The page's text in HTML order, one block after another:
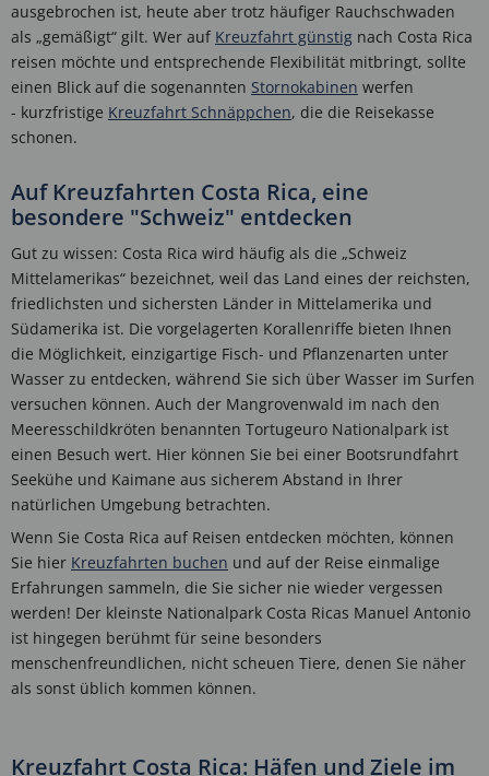
ausgebrochen ist, heute aber trotz häufiger Rauchschwaden
als „gemäßigt“ gilt. Wer auf Kreuzfahrt günstig nach Costa Rica
reisen möchte und entsprechende Flexibilität mitbringt, sollte
einen Blick auf die sogenannten Stornokabinen werfen
- kurzfristige Kreuzfahrt Schnäppchen, die die Reisekasse
schonen.
Auf Kreuzfahrten Costa Rica, eine
besondere "Schweiz" entdecken
Gut zu wissen: Costa Rica wird häufig als die „Schweiz
Mittelamerikas“ bezeichnet, weil das Land eines der reichsten,
friedlichsten und sichersten Länder in Mittelamerika und
Südamerika ist. Die vorgelagerten Korallenriffe bieten Ihnen
die Möglichkeit, einzigartige Fisch- und Pflanzenarten unter
Wasser zu entdecken, während Sie sich über Wasser im Surfen
versuchen können. Auch der Mangrovenwald im nach den
Meeresschildkröten benannten Tortugeuro Nationalpark ist
einen Besuch wert. Hier können Sie bei einer Bootsrundfahrt
Seekühe und Kaimane aus sicherem Abstand in Ihrer
natürlichen Umgebung betrachten.
Wenn Sie Costa Rica auf Reisen entdecken möchten, können
Sie hier Kreuzfahrten buchen und auf der Reise einmalige
Erfahrungen sammeln, die Sie sicher nie wieder vergessen
werden! Der kleinste Nationalpark Costa Ricas Manuel Antonio
ist hingegen berühmt für seine besonders
menschenfreundlichen, nicht scheuen Tiere, denen Sie näher
als sonst üblich kommen können.
Kreuzfahrt Costa Rica: Häfen und Ziele im